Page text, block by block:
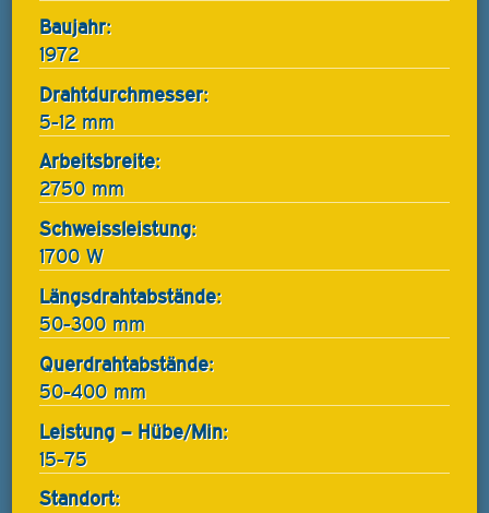
Baujahr:
1972
Drahtdurchmesser:
5-12 mm
Arbeitsbreite:
2750 mm
Schweissleistung:
1700 W
Längsdrahtabstände:
50-300 mm
Querdrahtabstände:
50-400 mm
Leistung – Hübe/Min:
15-75
Standort: